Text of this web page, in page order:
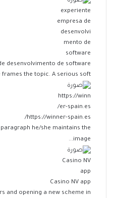
desenvolvimento de software
the topic. A serious soft...
https://winner-spain.es/
he/she maintains the
image...
Casino NV app
and opening a new scheme in